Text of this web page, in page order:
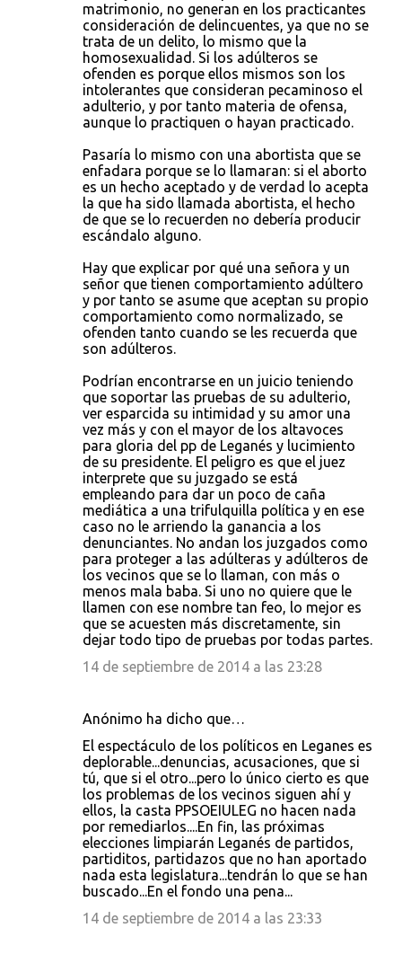
matrimonio, no generan en los practicantes
consideración de delincuentes, ya que no se
trata de un delito, lo mismo que la
homosexualidad. Si los adúlteros se
ofenden es porque ellos mismos son los
intolerantes que consideran pecaminoso el
adulterio, y por tanto materia de ofensa,
aunque lo practiquen o hayan practicado.
Pasaría lo mismo con una abortista que se
enfadara porque se lo llamaran: si el aborto
es un hecho aceptado y de verdad lo acepta
la que ha sido llamada abortista, el hecho
de que se lo recuerden no debería producir
escándalo alguno.
Hay que explicar por qué una señora y un
señor que tienen comportamiento adúltero
y por tanto se asume que aceptan su propio
comportamiento como normalizado, se
ofenden tanto cuando se les recuerda que
son adúlteros.
Podrían encontrarse en un juicio teniendo
que soportar las pruebas de su adulterio,
ver esparcida su intimidad y su amor una
vez más y con el mayor de los altavoces
para gloria del pp de Leganés y lucimiento
de su presidente. El peligro es que el juez
interprete que su juzgado se está
empleando para dar un poco de caña
mediática a una trifulquilla política y en ese
caso no le arriendo la ganancia a los
denunciantes. No andan los juzgados como
para proteger a las adúlteras y adúlteros de
los vecinos que se lo llaman, con más o
menos mala baba. Si uno no quiere que le
llamen con ese nombre tan feo, lo mejor es
que se acuesten más discretamente, sin
dejar todo tipo de pruebas por todas partes.
14 de septiembre de 2014 a las 23:28
Anónimo ha dicho que…
El espectáculo de los políticos en Leganes es
deplorable...denuncias, acusaciones, que si
tú, que si el otro...pero lo único cierto es que
los problemas de los vecinos siguen ahí y
ellos, la casta PPSOEIULEG no hacen nada
por remediarlos....En fin, las próximas
elecciones limpiarán Leganés de partidos,
partiditos, partidazos que no han aportado
nada esta legislatura...tendrán lo que se han
buscado...En el fondo una pena...
14 de septiembre de 2014 a las 23:33